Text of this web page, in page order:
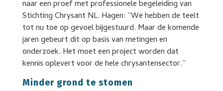
naar een proef met professionele begeleiding van
Stichting Chrysant NL. Hagen: “We hebben de teelt
tot nu toe op gevoel bijgestuurd. Maar de komende
jaren gebeurt dit op basis van metingen en
onderzoek. Het moet een project worden dat
kennis oplevert voor de hele chrysantensector.”
Minder grond te stomen